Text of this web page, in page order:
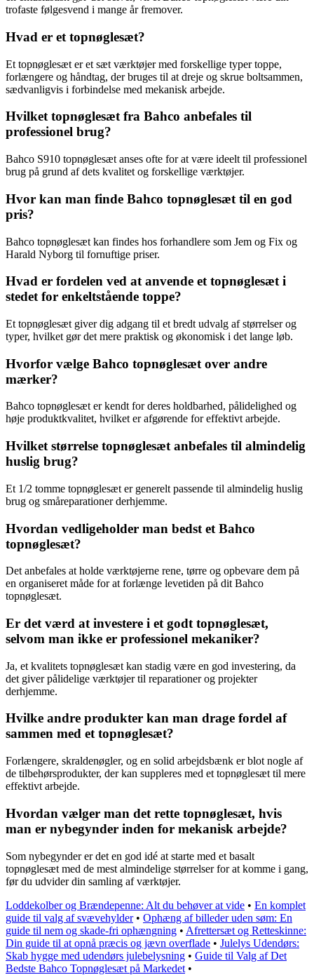
trofaste følgesvend i mange år fremover.
Hvad er et topnøglesæt?
Et topnøglesæt er et sæt værktøjer med forskellige typer toppe,
forlængere og håndtag, der bruges til at dreje og skrue boltsammen,
sædvanligvis i forbindelse med mekanisk arbejde.
Hvilket topnøglesæt fra Bahco anbefales til
professionel brug?
Bahco S910 topnøglesæt anses ofte for at være ideelt til professionel
brug på grund af dets kvalitet og forskellige værktøjer.
Hvor kan man finde Bahco topnøglesæt til en god
pris?
Bahco topnøglesæt kan findes hos forhandlere som Jem og Fix og
Harald Nyborg til fornuftige priser.
Hvad er fordelen ved at anvende et topnøglesæt i
stedet for enkeltstående toppe?
Et topnøglesæt giver dig adgang til et bredt udvalg af størrelser og
typer, hvilket gør det mere praktisk og økonomisk i det lange løb.
Hvorfor vælge Bahco topnøglesæt over andre
mærker?
Bahco topnøglesæt er kendt for deres holdbarhed, pålidelighed og
høje produktkvalitet, hvilket er afgørende for effektivt arbejde.
Hvilket størrelse topnøglesæt anbefales til almindelig
huslig brug?
Et 1/2 tomme topnøglesæt er generelt passende til almindelig huslig
brug og småreparationer derhjemme.
Hvordan vedligeholder man bedst et Bahco
topnøglesæt?
Det anbefales at holde værktøjerne rene, tørre og opbevare dem på
en organiseret måde for at forlænge levetiden på dit Bahco
topnøglesæt.
Er det værd at investere i et godt topnøglesæt,
selvom man ikke er professionel mekaniker?
Ja, et kvalitets topnøglesæt kan stadig være en god investering, da
det giver pålidelige værktøjer til reparationer og projekter
derhjemme.
Hvilke andre produkter kan man drage fordel af
sammen med et topnøglesæt?
Forlængere, skraldenøgler, og en solid arbejdsbænk er blot nogle af
de tilbehørsprodukter, der kan suppleres med et topnøglesæt til mere
effektivt arbejde.
Hvordan vælger man det rette topnøglesæt, hvis
man er nybegynder inden for mekanisk arbejde?
Som nybegynder er det en god idé at starte med et basalt
topnøglesæt med de mest almindelige størrelser for at komme i gang,
før du udvider din samling af værktøjer.
Loddekolber og Brændepenne: Alt du behøver at vide • En komplet
guide til valg af svævehylder• Ophæng af billeder uden søm: En
guide til nem og skade-fri ophængning • Afrettersæt og Retteskinne:
Din guide til at opnå præcis og jævn overflade • Julelys Udendørs:
Skab hygge med udendørs julebelysning • Guide til Valg af Det
Bedste Bahco Topnøglesæt på Markedet •